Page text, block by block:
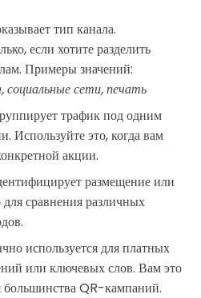
тип канала.
если хотите разделить
Примеры значений:
социальные сети, печать
трафик под одним
Используйте это, когда вам
акции.
размещение или
сравнения различных
используется для платных
или ключевых слов. Вам это
большинства QR-кампаний.